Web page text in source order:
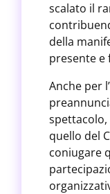
scalato il
della
presente e
Anche per
quello del
coniugare